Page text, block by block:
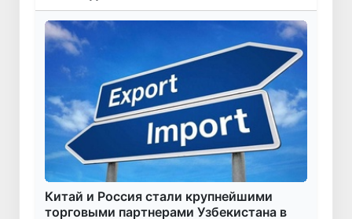
Китай и Россия стали крупнейшими
торговыми партнерами Узбекистана в